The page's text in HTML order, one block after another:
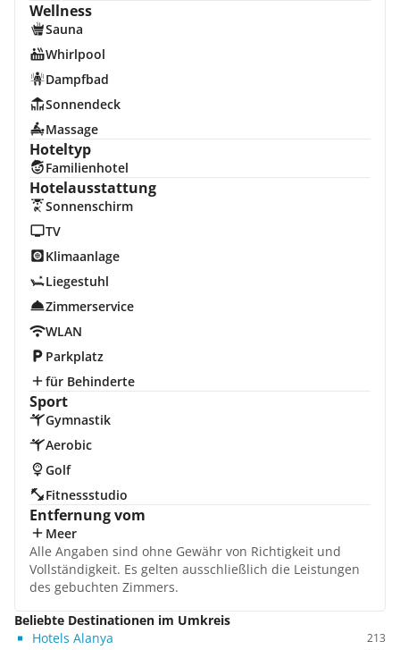
Wellness
Sauna
Whirlpool
Dampfbad
Sonnendeck
Massage
Hoteltyp
Familienhotel
Hotelausstattung
Sonnenschirm
TV
Klimaanlage
Liegestuhl
Zimmerservice
WLAN
Parkplatz
für Behinderte
Sport
Gymnastik
Aerobic
Golf
Fitnessstudio
Entfernung vom
Meer
Alle Angaben sind ohne Gewähr von Richtigkeit und
Vollständigkeit. Es gelten ausschließlich die Leistungen
des gebuchten Zimmers.
Beliebte Destinationen im Umkreis
Hotels Alanya
213